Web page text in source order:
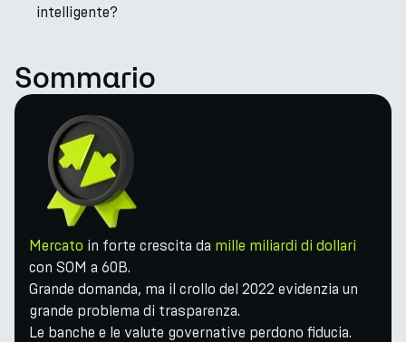
intelligente?
Sommario
Mercato in forte crescita da mille miliardi di dollari
con SOM a 60B.
Grande domanda, ma il crollo del 2022 evidenzia un
grande problema di trasparenza.
Le banche e le valute governative perdono fiducia.